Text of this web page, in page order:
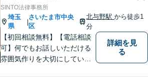
SINTO法律事務所
埼玉
県
|
さいたま市中央
区
北与野駅から徒歩1
分
【初回相談無料】【電話相談
可】何でもお話しいただける
雰囲気作りを大切にしていま
詳細を見
る